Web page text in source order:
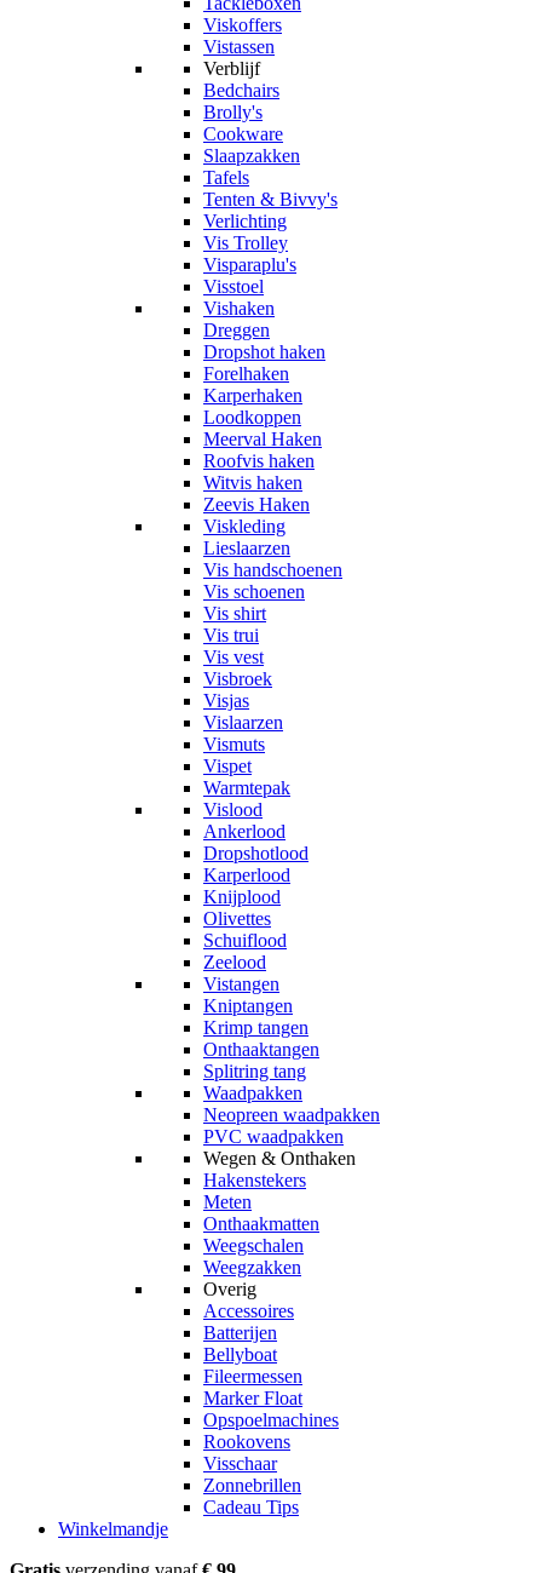
Viskoffers
Vistassen
Verblijf
Bedchairs
Brolly's
Cookware
Slaapzakken
Tafels
Tenten & Bivvy's
Verlichting
Vis Trolley
Visparaplu's
Visstoel
Vishaken
Dreggen
Dropshot haken
Forelhaken
Karperhaken
Loodkoppen
Meerval Haken
Roofvis haken
Witvis haken
Zeevis Haken
Viskleding
Lieslaarzen
Vis handschoenen
Vis schoenen
Vis shirt
Vis trui
Vis vest
Visbroek
Visjas
Vislaarzen
Vismuts
Vispet
Warmtepak
Vislood
Ankerlood
Dropshotlood
Karperlood
Knijplood
Olivettes
Schuiflood
Zeelood
Vistangen
Kniptangen
Krimp tangen
Onthaaktangen
Splitring tang
Waadpakken
Neopreen waadpakken
PVC waadpakken
Wegen & Onthaken
Hakenstekers
Meten
Onthaakmatten
Weegschalen
Weegzakken
Overig
Accessoires
Batterijen
Bellyboat
Fileermessen
Marker Float
Opspoelmachines
Rookovens
Visschaar
Zonnebrillen
Cadeau Tips
Winkelmandje